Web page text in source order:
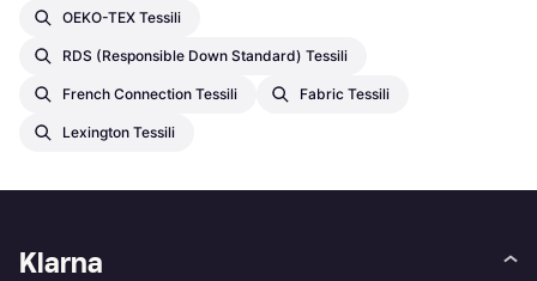
OEKO-TEX Tessili
RDS (Responsible Down Standard) Tessili
French Connection Tessili Fabric Tessili
Lexington Tessili
Klarna